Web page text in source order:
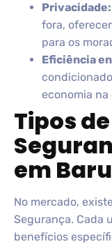
Privacidade:
fora,
para os
Eficiência
economia
Tipos
em
No mercado,
Segurança. Cada
benefícios